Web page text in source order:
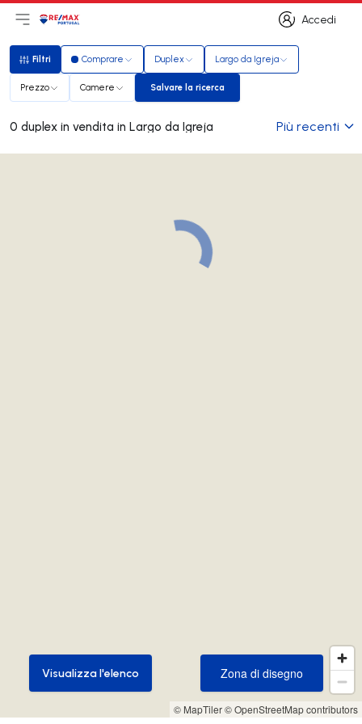
Accedi
Accedi
Apri il menu principale
LogoVai alla homepage
Filtri
Filtri Comprare Duplex Largo da Igreja
Prezzo Camere Salvare la ricerca
Salvare la ricerca
0 duplex in vendita in Largo da Igreja Più recenti
© MapTiler© OpenStreetMap contributors
Zona di disegno
Zona di disegno
Visualizza l'elenco
Visualizza l'elenco